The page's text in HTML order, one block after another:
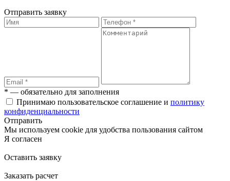
Отправить заявку
* — обязательно для заполнения
Принимаю пользовательское соглашение и политику
конфиденциальности
Отправить
Мы используем cookie для удобства пользования сайтом
Я согласен
Оставить заявку
Заказать расчет